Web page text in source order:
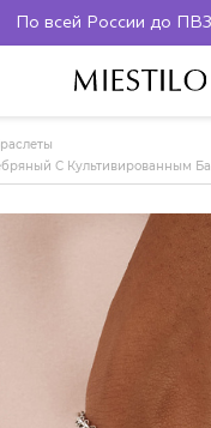
По всей России до
С Культивированным